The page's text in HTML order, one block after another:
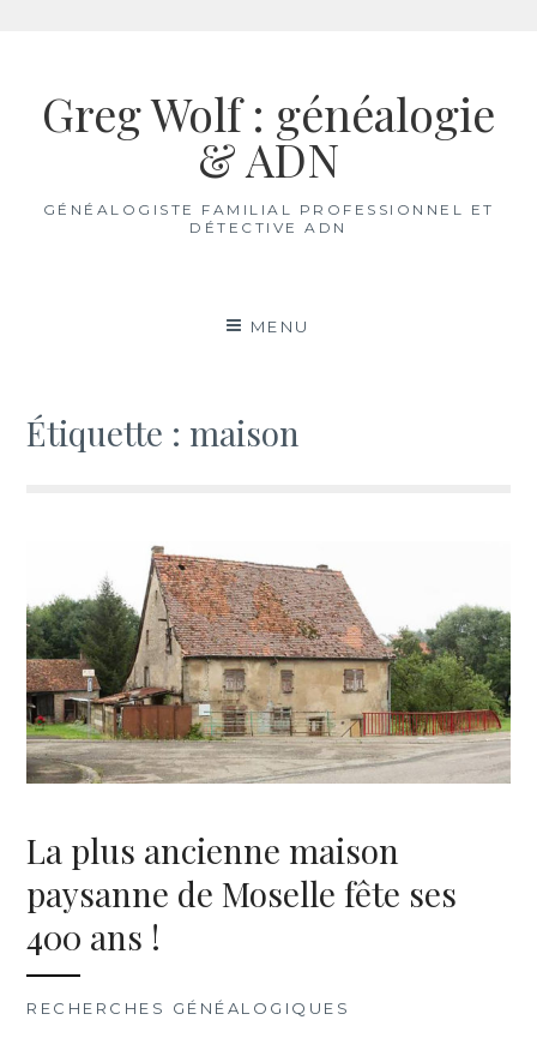
contenuGreg Wolf : généalogie
& ADN
GÉNÉALOGISTE FAMILIAL PROFESSIONNEL ET
DÉTECTIVE ADN
MENU
Étiquette : maison
La plus ancienne maison
paysanne de Moselle fête ses
400 ans !
RECHERCHES GÉNÉALOGIQUES